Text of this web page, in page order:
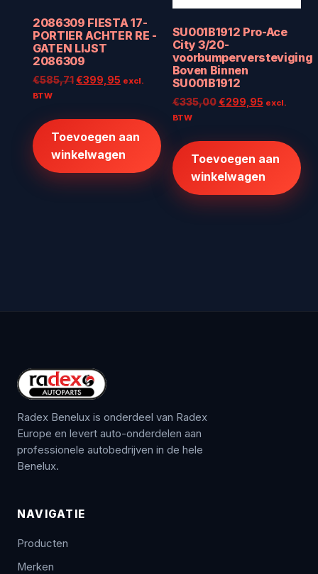
2086309 FIESTA 17-
PORTIER ACHTER RE -
GATEN LIJST
2086309
€585,71Oorspronkelijke
€399,95 Huidige
€399,95.
excl.
BTW
Toevoegen aan
winkelwagen
SU001B1912 Pro-Ace
City 3/20-
voorbumperversteviging
Boven Binnen
SU001B1912
€335,00 Oorspronkelijke
€299,95Huidige
€299,95.
excl.
BTW
Toevoegen aan
winkelwagen
Radex Benelux is onderdeel van Radex
Europe en levert auto-onderdelen aan
professionele autobedrijven in de hele
Benelux.
NAVIGATIE
Producten
Merken